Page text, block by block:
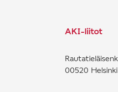
AKI-liitot
00520 Helsinki